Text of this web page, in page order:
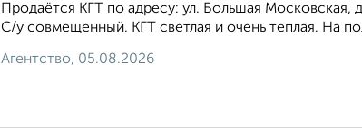
Продaётся КГT по aдpeсу: ул. Большая
С/у совмещенный. КГТ светлая и очень теплая. На
Агентство, 05.08.2026